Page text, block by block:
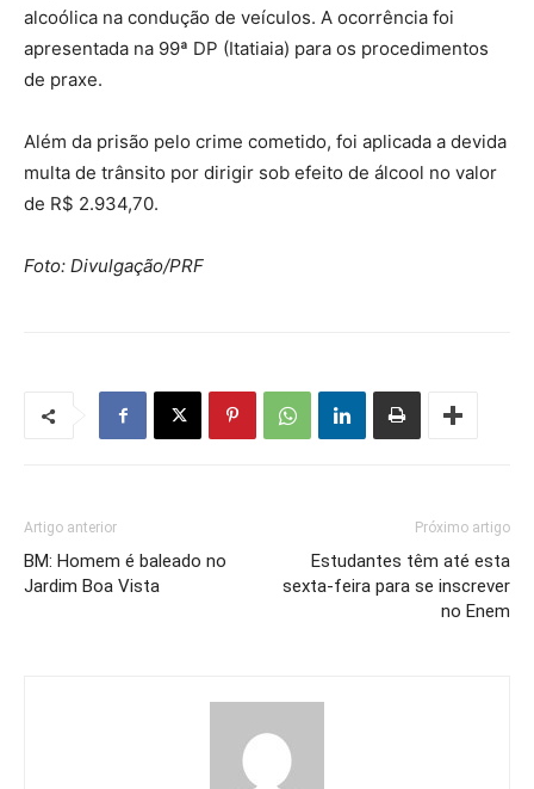
alcoólica na condução de veículos. A ocorrência foi
apresentada na 99ª DP (Itatiaia) para os procedimentos
de praxe.
Além da prisão pelo crime cometido, foi aplicada a devida
multa de trânsito por dirigir sob efeito de álcool no valor
de R$ 2.934,70.
Foto: Divulgação/PRF
Artigo anterior
BM: Homem é baleado no
Jardim Boa Vista
Próximo artigo
Estudantes têm até esta
sexta-feira para se inscrever
no Enem